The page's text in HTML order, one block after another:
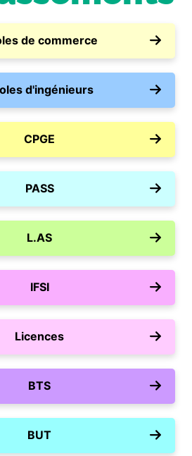
de commerce
d'ingénieurs
CPGE
PASS
L.AS
IFSI
Licences
BTS
BUT